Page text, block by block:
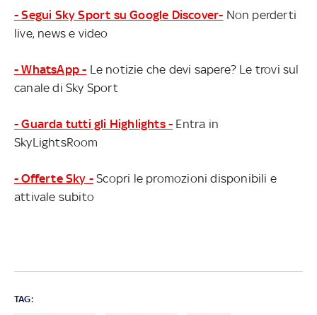
- Segui Sky Sport su Google Discover- Non perderti
live, news e video
- WhatsApp - Le notizie che devi sapere? Le trovi sul
canale di Sky Sport
- Guarda tutti gli Highlights - Entra in
SkyLightsRoom
- Offerte Sky - Scopri le promozioni disponibili e
attivale subito
TAG: